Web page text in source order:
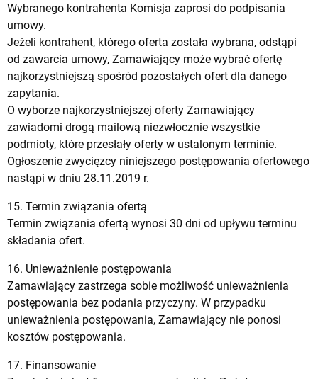
Wybranego kontrahenta Komisja zaprosi do podpisania
umowy.
Jeżeli kontrahent, którego oferta została wybrana, odstąpi
od zawarcia umowy, Zamawiający może wybrać ofertę
najkorzystniejszą spośród pozostałych ofert dla danego
zapytania.
O wyborze najkorzystniejszej oferty Zamawiający
zawiadomi drogą mailową niezwłocznie wszystkie
podmioty, które przesłały oferty w ustalonym terminie.
Ogłoszenie zwycięzcy niniejszego postępowania ofertowego
nastąpi w dniu 28.11.2019 r.
15. Termin związania ofertą
Termin związania ofertą wynosi 30 dni od upływu terminu
składania ofert.
16. Unieważnienie postępowania
Zamawiający zastrzega sobie możliwość unieważnienia
postępowania bez podania przyczyny. W przypadku
unieważnienia postępowania, Zamawiający nie ponosi
kosztów postępowania.
17. Finansowanie